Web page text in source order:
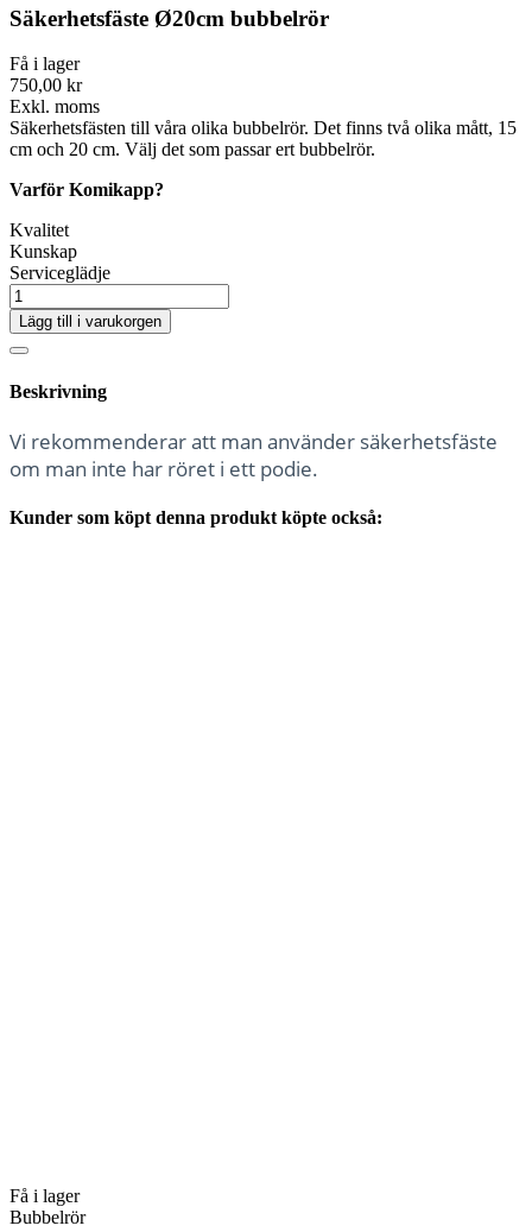
Säkerhetsfäste Ø20cm bubbelrör
Få i lager
750,00 kr
Exkl. moms
Säkerhetsfästen till våra olika bubbelrör. Det finns två olika mått, 15
cm och 20 cm. Välj det som passar ert bubbelrör.
Varför Komikapp?
Kvalitet
Kunskap
Serviceglädje
Lägg till i varukorgen
Beskrivning
Vi rekommenderar att man använder säkerhetsfäste
om man inte har röret i ett podie.
Kunder som köpt denna produkt köpte också:
Få i lager
Bubbelrör